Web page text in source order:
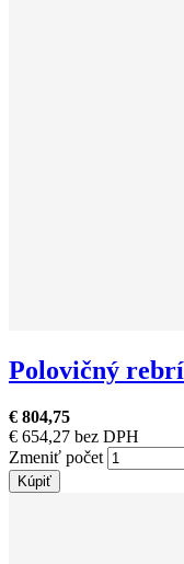
Polovičný
€ 804,75
€ 654,27 bez DPH
Zmeniť počet
Kúpiť